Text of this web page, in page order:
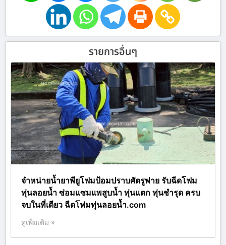
รายการอื่นๆ
จำหน่ายน้ำยาพียูโฟมป้อมปราบศัตรูพ่าย รับฉีดโฟม
ทุ่นลอยน้ำ ซ่อมแซมแพสูบน้ำ ทุ่นแตก ทุ่นชำรุด ครบ
จบในที่เดียว ฉีดโฟมทุ่นลอยน้ำ.com
ดูเพิ่มเติม »